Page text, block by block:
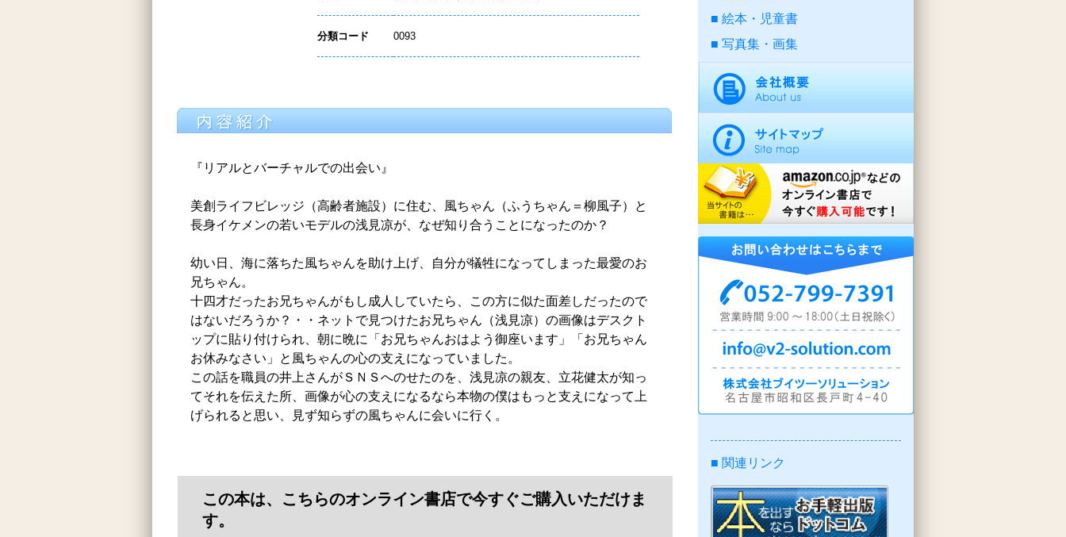
分類コード 0093
『リアルとバーチャルでの出会い』
美創ライフビレッジ（高齢者施設）に住む、風ちゃん（ふうちゃん＝柳風子）と
長身イケメンの若いモデルの浅見凉が、なぜ知り合うことになったのか？
幼い日、海に落ちた風ちゃんを助け上げ、自分が犠牲になってしまった最愛のお
兄ちゃん。
十四才だったお兄ちゃんがもし成人していたら、この方に似た面差しだったので
はないだろうか？・・ネットで見つけたお兄ちゃん（浅見凉）の画像はデスクト
ップに貼り付けられ、朝に晩に「お兄ちゃんおはよう御座います」「お兄ちゃん
お休みなさい」と風ちゃんの心の支えになっていました。
この話を職員の井上さんがＳＮＳへのせたのを、浅見凉の親友、立花健太が知っ
てそれを伝えた所、画像が心の支えになるなら本物の僕はもっと支えになって上
げられると思い、見ず知らずの風ちゃんに会いに行く。
この本は、こちらのオンライン書店で今すぐご購入いただけま
す。
絵本・児童書
写真集・画集
■ 関連リンク